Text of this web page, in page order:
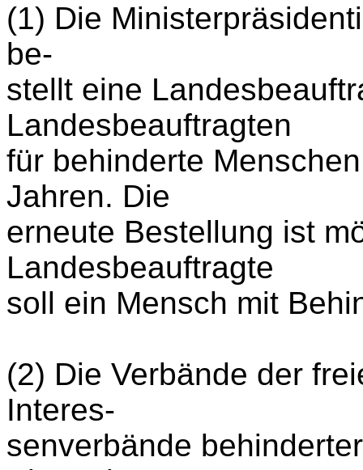
(1) Die
be-
stellt eine
Landesbeauftragten
für behinderte
Jahren. Die
erneute Bestellung ist
Landesbeauftragte
soll ein Mensch mit
(2) Die Verbände der
Interes-
senverbände